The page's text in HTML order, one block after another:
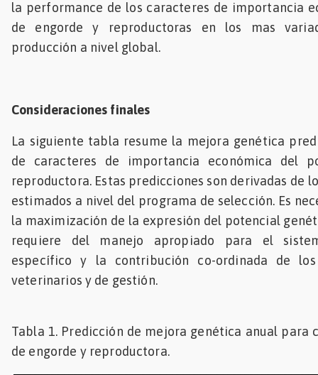
la performance de los caracteres de importancia
de engorde y reproductoras en los mas
producción a nivel global.
Consideraciones finales
La siguiente tabla resume la mejora genética
de caracteres de importancia económica del
reproductora. Estas predicciones son derivadas de
estimados a nivel del programa de selección. Es
la maximización de la expresión del potencial
requiere del manejo apropiado para el
específico y la contribución co-ordinada de los
veterinarios y de gestión.
Tabla 1. Predicción de mejora genética anual para
de engorde y reproductora.